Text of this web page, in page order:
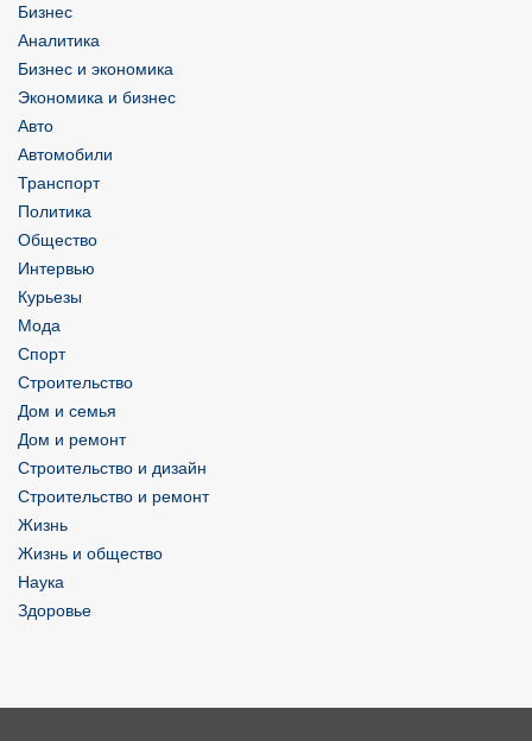
Бизнес
Аналитика
Бизнес и экономика
Экономика и бизнес
Авто
Автомобили
Транспорт
Политика
Общество
Интервью
Курьезы
Мода
Спорт
Строительство
Дом и семья
Дом и ремонт
Строительство и дизайн
Строительство и ремонт
Жизнь
Жизнь и общество
Наука
Здоровье